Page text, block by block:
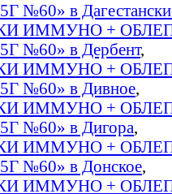
№60» в
ИММУНО +
№60» в Дербент,
ИММУНО +
№60» в Дивное,
ИММУНО +
№60» в Дигора,
ИММУНО +
№60» в Донское,
ИММУНО +